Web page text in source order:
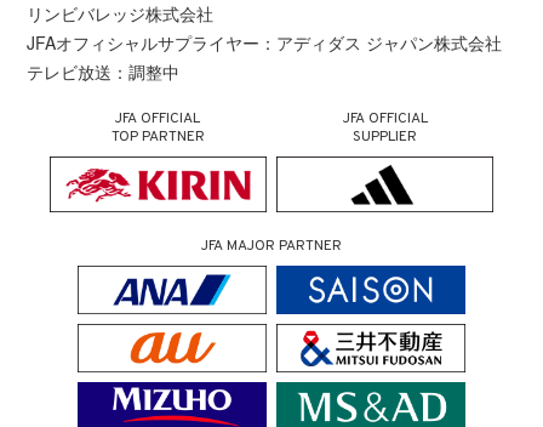
リンビバレッジ株式会社
JFAオフィシャルサプライヤー：アディダス ジャパン株式会社
テレビ放送：調整中
JFA OFFICIAL
TOP PARTNER
JFA OFFICIAL
SUPPLIER
JFA MAJOR PARTNER